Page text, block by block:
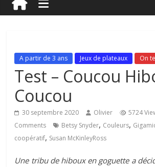
A partir de 3 ans Jeux de plateaux On
Test – Coucou
Coucou
30 septembre 2020 Olivier 5724
Comments
Betsy Snyder, Couleurs,
coopératif, Susan McKinleyRoss
Une tribu de hiboux en goguette a